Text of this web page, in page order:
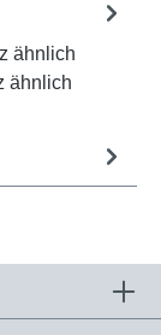
ähnlich
ähnlich